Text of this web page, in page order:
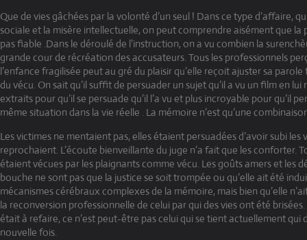
Que de vies gâchées par la volonté d’un seul ! Dans ce type d’affaire,
sociale et la misère intellectuelle, on peut comprendre aisément que la
pas fiable .Dans le déroulé de l’instruction, on a vu combien la
grande cour de récréation des accusateurs. Tous les professionnels
l’enfance fragilisée peut au gré du plaisir qu’elle reçoit ajuster sa
du vécu. On sait qu’il suffit de persuader un sujet qu’il a vu un film en
extraits pour qu’il se persuade qu’il l’a vu et plus incroyable pour qu’il
même situation dans la vie réelle . La mémoire n’est qu’une
Les victimes ne mentaient pas, elles étaient persuadées d’avoir subi les
reprochaient. L’écoute bienveillante du juge n’a fait que les conforter.
étaient vécues par les plaignants comme vécu. Les goûts amers et les
bouche ne sont pas que la justice se soit trompée ou qu’elle ait été
mécanismes cérébraux complexes de la mémoire, mais bien qu’elle
la reconversion professionnelle de celui par qui des vies ont été
était à refaire, ce n’est peut-être pas celui qui se tient actuellement qui
nouvelle fois.